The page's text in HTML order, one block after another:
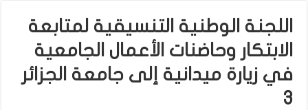
اللجنة الوطنية التنسيقية لمتابعة
الابتكار وحاضنات الأعمال الجامعية
في زيارة ميدانية إلى جامعة الجزائر
3